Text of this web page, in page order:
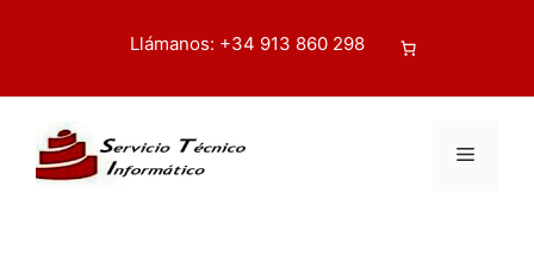
Buscar
Llámanos: +34 913 860 298
Menú